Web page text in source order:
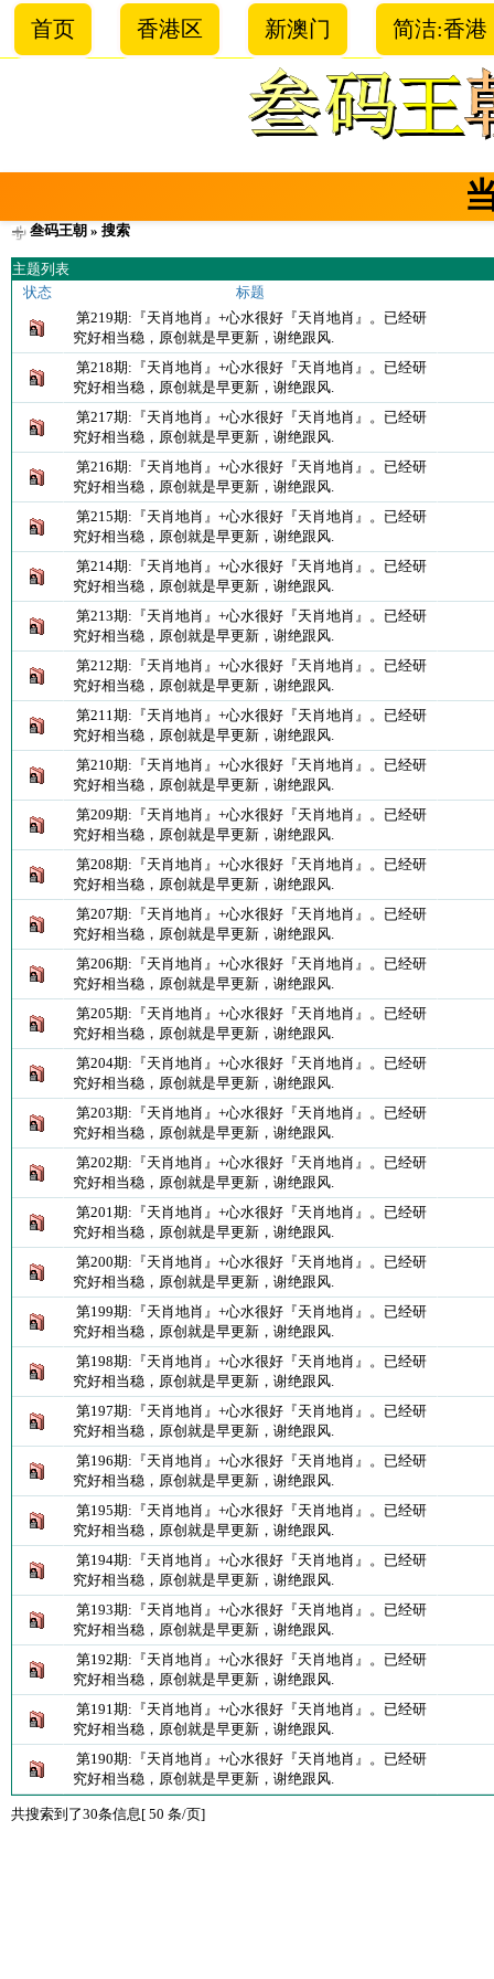
首页 香港区 新澳门 简洁:香港
叁码王朝 » 搜索
主题列表
状态
标题
第219期:『天肖地肖』+心水很好『天肖地肖』。已经研
究好相当稳，原创就是早更新，谢绝跟风.
第218期:『天肖地肖』+心水很好『天肖地肖』。已经研
究好相当稳，原创就是早更新，谢绝跟风.
第217期:『天肖地肖』+心水很好『天肖地肖』。已经研
究好相当稳，原创就是早更新，谢绝跟风.
第216期:『天肖地肖』+心水很好『天肖地肖』。已经研
究好相当稳，原创就是早更新，谢绝跟风.
第215期:『天肖地肖』+心水很好『天肖地肖』。已经研
究好相当稳，原创就是早更新，谢绝跟风.
第214期:『天肖地肖』+心水很好『天肖地肖』。已经研
究好相当稳，原创就是早更新，谢绝跟风.
第213期:『天肖地肖』+心水很好『天肖地肖』。已经研
究好相当稳，原创就是早更新，谢绝跟风.
第212期:『天肖地肖』+心水很好『天肖地肖』。已经研
究好相当稳，原创就是早更新，谢绝跟风.
第211期:『天肖地肖』+心水很好『天肖地肖』。已经研
究好相当稳，原创就是早更新，谢绝跟风.
第210期:『天肖地肖』+心水很好『天肖地肖』。已经研
究好相当稳，原创就是早更新，谢绝跟风.
第209期:『天肖地肖』+心水很好『天肖地肖』。已经研
究好相当稳，原创就是早更新，谢绝跟风.
第208期:『天肖地肖』+心水很好『天肖地肖』。已经研
究好相当稳，原创就是早更新，谢绝跟风.
第207期:『天肖地肖』+心水很好『天肖地肖』。已经研
究好相当稳，原创就是早更新，谢绝跟风.
第206期:『天肖地肖』+心水很好『天肖地肖』。已经研
究好相当稳，原创就是早更新，谢绝跟风.
第205期:『天肖地肖』+心水很好『天肖地肖』。已经研
究好相当稳，原创就是早更新，谢绝跟风.
第204期:『天肖地肖』+心水很好『天肖地肖』。已经研
究好相当稳，原创就是早更新，谢绝跟风.
第203期:『天肖地肖』+心水很好『天肖地肖』。已经研
究好相当稳，原创就是早更新，谢绝跟风.
第202期:『天肖地肖』+心水很好『天肖地肖』。已经研
究好相当稳，原创就是早更新，谢绝跟风.
第201期:『天肖地肖』+心水很好『天肖地肖』。已经研
究好相当稳，原创就是早更新，谢绝跟风.
第200期:『天肖地肖』+心水很好『天肖地肖』。已经研
究好相当稳，原创就是早更新，谢绝跟风.
第199期:『天肖地肖』+心水很好『天肖地肖』。已经研
究好相当稳，原创就是早更新，谢绝跟风.
第198期:『天肖地肖』+心水很好『天肖地肖』。已经研
究好相当稳，原创就是早更新，谢绝跟风.
第197期:『天肖地肖』+心水很好『天肖地肖』。已经研
究好相当稳，原创就是早更新，谢绝跟风.
第196期:『天肖地肖』+心水很好『天肖地肖』。已经研
究好相当稳，原创就是早更新，谢绝跟风.
第195期:『天肖地肖』+心水很好『天肖地肖』。已经研
究好相当稳，原创就是早更新，谢绝跟风.
第194期:『天肖地肖』+心水很好『天肖地肖』。已经研
究好相当稳，原创就是早更新，谢绝跟风.
第193期:『天肖地肖』+心水很好『天肖地肖』。已经研
究好相当稳，原创就是早更新，谢绝跟风.
第192期:『天肖地肖』+心水很好『天肖地肖』。已经研
究好相当稳，原创就是早更新，谢绝跟风.
第191期:『天肖地肖』+心水很好『天肖地肖』。已经研
究好相当稳，原创就是早更新，谢绝跟风.
第190期:『天肖地肖』+心水很好『天肖地肖』。已经研
究好相当稳，原创就是早更新，谢绝跟风.
共搜索到了30条信息[ 50 条/页]